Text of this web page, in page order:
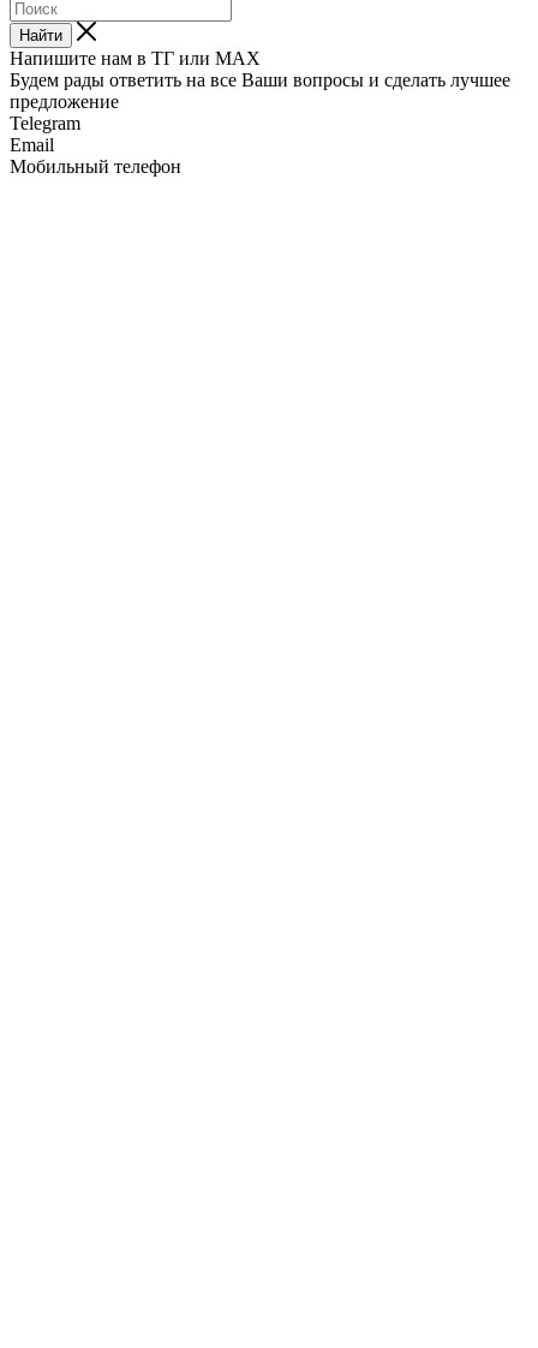
Найти
Напишите нам в ТГ или MAX
Будем рады ответить на все Ваши вопросы и сделать лучшее
предложение
Telegram
Email
Мобильный телефон